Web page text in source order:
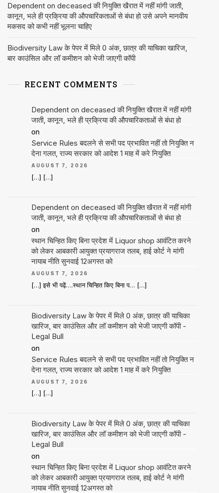
Dependent on deceased की नियुक्ति खैरात में नहीं मांगी जाती,
कानून, भले ही प्रक्रिया की औपचारिकताओं से बंधा हो उसे अपने मानवीय
मकसद को कभी नहीं भूलना चाहिए
Biodiversity Law के पेपर में मिले 0 अंक, छात्र की याचिका खारिज,
बार काउंसिल और लॉ कमीशन को भेजी जाएगी कॉपी
RECENT COMMENTS
Dependent on deceased की नियुक्ति खैरात में नहीं मांगी
जाती, कानून, भले ही प्रक्रिया की औपचारिकताओं से बंधा हो
on
Service Rules बदलने से सभी पद प्रभावित नहीं तो नियुक्ति न
देना गलत, राज्य सरकार को आदेश 1 माह में करे नियुक्ति
AUGUST 7, 2026
[…] […]
Dependent on deceased की नियुक्ति खैरात में नहीं मांगी
जाती, कानून, भले ही प्रक्रिया की औपचारिकताओं से बंधा हो
on
स्थान चिन्हित किए बिना प्रदेश में Liquor shop आवंटित करने
को लेकर आबकारी आयुक्त प्रयागराज तलब, हाई कोर्ट ने मांगी
नायाब नीति सुनवाई 12अगस्त को
AUGUST 7, 2026
[…] इसे भी पढ़ें….स्थान चिन्हित किए बिना प… […]
Biodiversity Law के पेपर में मिले 0 अंक, छात्र की याचिका
खारिज, बार काउंसिल और लॉ कमीशन को भेजी जाएगी कॉपी -
Legal Bull
on
Service Rules बदलने से सभी पद प्रभावित नहीं तो नियुक्ति न
देना गलत, राज्य सरकार को आदेश 1 माह में करे नियुक्ति
AUGUST 7, 2026
[…] […]
Biodiversity Law के पेपर में मिले 0 अंक, छात्र की याचिका
खारिज, बार काउंसिल और लॉ कमीशन को भेजी जाएगी कॉपी -
Legal Bull
on
स्थान चिन्हित किए बिना प्रदेश में Liquor shop आवंटित करने
को लेकर आबकारी आयुक्त प्रयागराज तलब, हाई कोर्ट ने मांगी
नायाब नीति सुनवाई 12अगस्त को